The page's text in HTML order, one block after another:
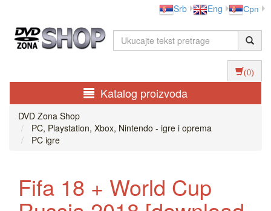
Srb Eng Срп
(0)
Katalog proizvoda
DVD Zona Shop
PC, Playstation, Xbox, Nintendo - igre i oprema
PC igre
Fifa 18 + World Cup